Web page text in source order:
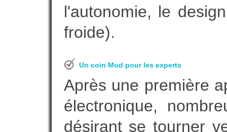
l'autonomie, le
froide).
Un coin Mod pour les experts
Après une première
électronique,
désirant se tourner